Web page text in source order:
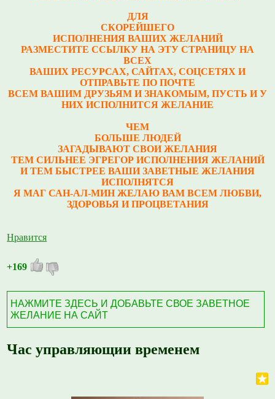
ДЛЯ
СКОРЕЙШЕГО
ИСПОЛНЕНИЯ ВАШИХ ЖЕЛАНИЙ
РАЗМЕСТИТЕ ССЫЛКУ НА ЭТУ СТРАНИЦУ НА
ВСЕХ
ВАШИХ РЕСУРСАХ, САЙТАХ, СОЦСЕТЯХ И
ОТПРАВЬТЕ ПО ПОЧТЕ
ВСЕМ ВАШИМ ДРУЗЬЯМ И ЗНАКОМЫМ, ПУСТЬ И У
НИХ ИСПОЛНИТСЯ ЖЕЛАНИЕ
ЧЕМ
БОЛЬШЕ ЛЮДЕЙ
ЗАГАДЫВАЮТ СВОИ ЖЕЛАНИЯ
ТЕМ СИЛЬНЕЕ ЭГРЕГОР ИСПОЛНЕНИЯ ЖЕЛАНИЙ
И ТЕМ БЫСТРЕЕ ВАШИ ЗАВЕТНЫЕ ЖЕЛАНИЯ
ИСПОЛНЯТСЯ
Я МАГ САН-АЛ-МИН ЖЕЛАЮ ВАМ ВСЕМ ЛЮБВИ,
ЗДОРОВЬЯ И ПРОЦВЕТАНИЯ
Нравится
+169
НАЖМИТЕ ЗДЕСЬ И ДОБАВЬТЕ СВОЕ ЗАВЕТНОЕ
ЖЕЛАНИЕ НА САЙТ
Час управляющии временем